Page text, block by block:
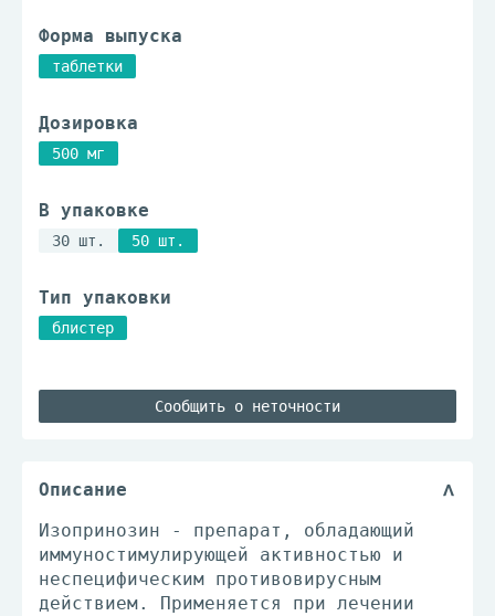
Форма выпуска
таблетки
Дозировка
500 мг
В упаковке
30 шт. 50 шт.
Тип упаковки
блистер
Сообщить о неточности
Описание
Изопринозин - препарат, обладающий
иммуностимулирующей активностью и
неспецифическим противовирусным
действием. Применяется при лечении